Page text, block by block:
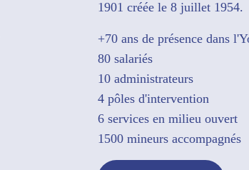
1901 créée le 8 juillet 1954.
+70 ans de présence dans
80 salariés
10 administrateurs
4 pôles d'intervention
6 services en milieu ouvert
1500 mineurs accompagnés